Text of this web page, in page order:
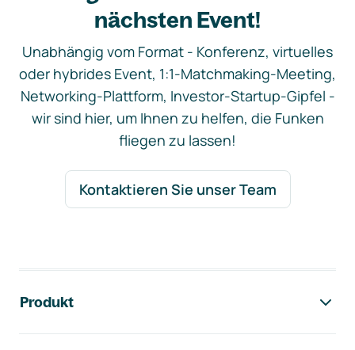
nächsten Event!
Unabhängig vom Format - Konferenz, virtuelles
oder hybrides Event, 1:1-Matchmaking-Meeting,
Networking-Plattform, Investor-Startup-Gipfel -
wir sind hier, um Ihnen zu helfen, die Funken
fliegen zu lassen!
Kontaktieren Sie unser Team
Produkt